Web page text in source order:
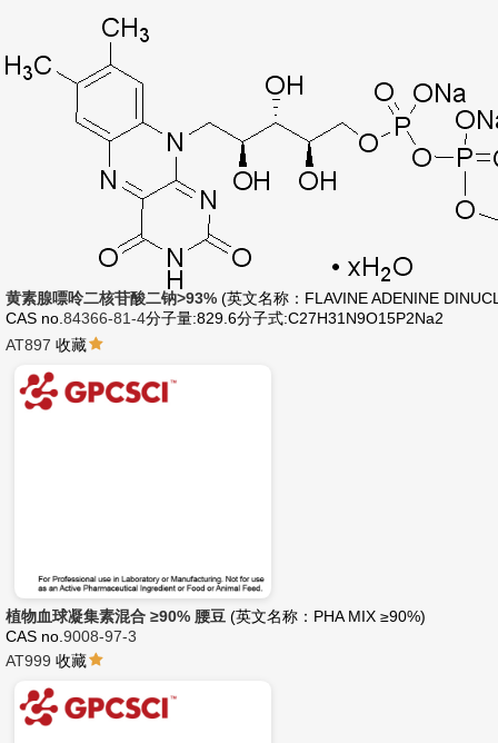
黄素腺嘌呤二核苷酸二钠>93% (英文名称：FLAVINE ADENINE
CAS no. 84366-81-4分子量:829.6分子式:C27H31N9O15P2Na2
AT897 收藏
植物血球凝集素混合 ≥90% 腰豆 (英文名称：PHA MIX ≥90%)
CAS no. 9008-97-3
AT999 收藏